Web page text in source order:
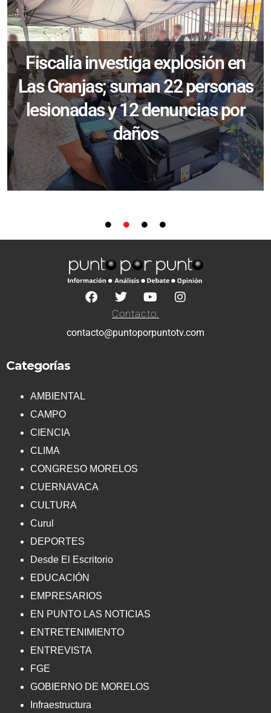
Fiscalía investiga explosión en
Las Granjas; suman 22 personas
lesionadas y 12 denuncias por
daños
Contacto:
contacto@puntoporpuntotv.com
Categorías
AMBIENTAL
CAMPO
CIENCIA
CLIMA
CONGRESO MORELOS
CUERNAVACA
CULTURA
Curul
DEPORTES
Desde El Escritorio
EDUCACIÓN
EMPRESARIOS
EN PUNTO LAS NOTICIAS
ENTRETENIMIENTO
ENTREVISTA
FGE
GOBIERNO DE MORELOS
Infraestructura